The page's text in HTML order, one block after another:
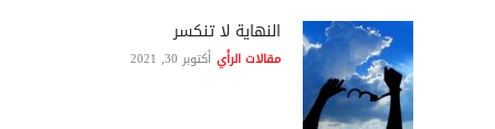
النهاية لا تنكسر
مقالات الرأي أكتوبر 30, 2021